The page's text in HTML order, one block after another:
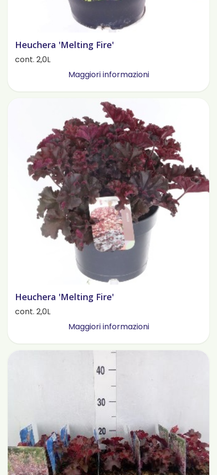
Heuchera 'Melting Fire'
cont. 2,0L
Maggiori informazioni
Heuchera 'Melting Fire'
cont. 2,0L
Maggiori informazioni